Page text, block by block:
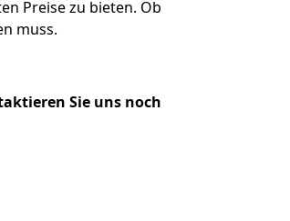
Preise zu bieten. Ob
muss.
Sie uns noch